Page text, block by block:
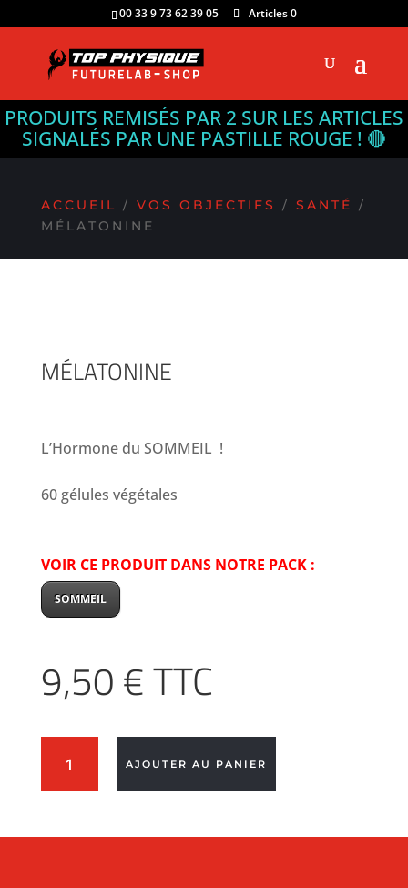
PRODUITS REMISÉS PAR 2 SUR LES ARTICLES
SIGNALÉS PAR UNE PASTILLE ROUGE ! 🔴
00 33 9 73 62 39 05 Articles 0
ACCUEIL / VOS OBJECTIFS / SANTÉ /
MÉLATONINE
MÉLATONINE
L’Hormone du SOMMEIL !
60 gélules végétales
VOIR CE PRODUIT DANS NOTRE PACK :
SOMMEIL
9,50€TTC
MÉLATONINE
AJOUTER AU PANIER